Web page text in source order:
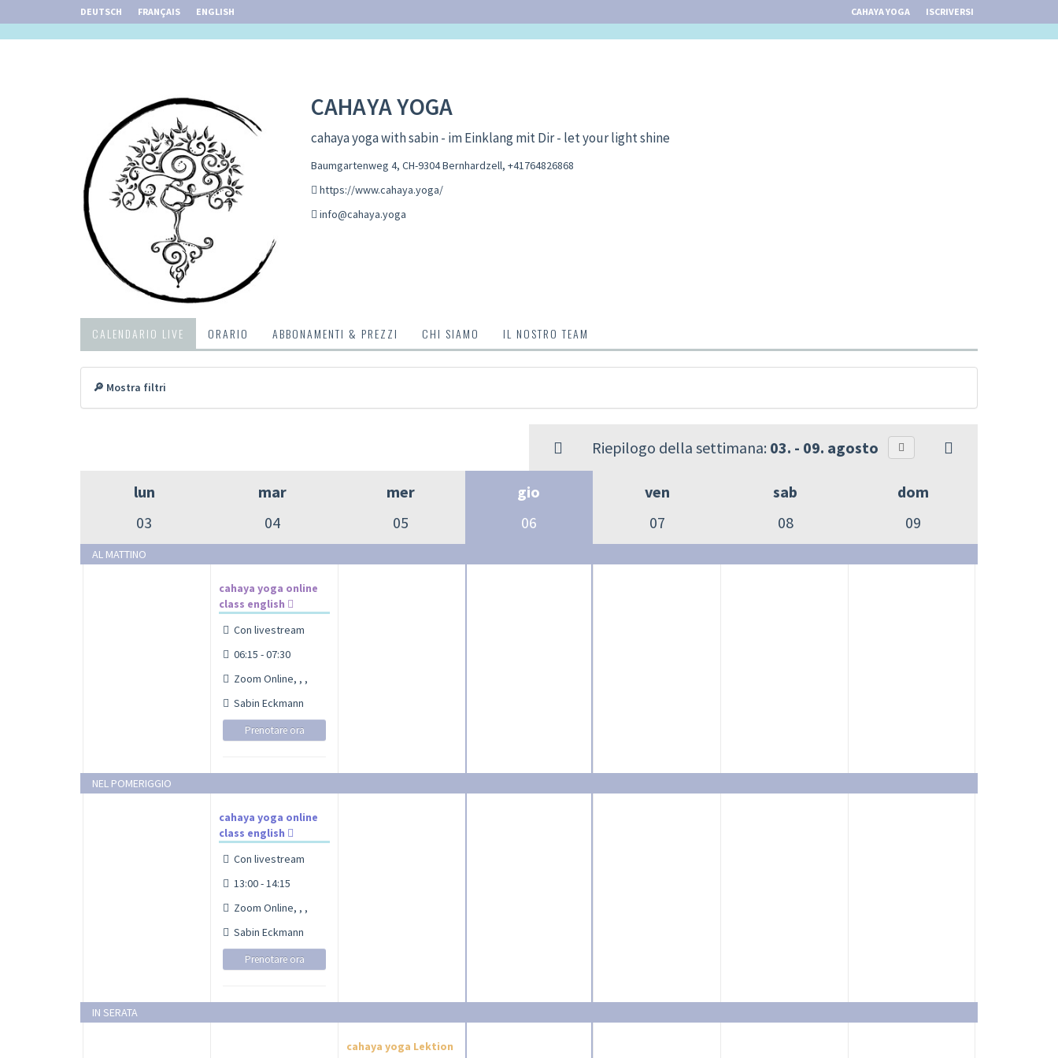
DEUTSCH FRANÇAIS ENGLISH CAHAYA YOGA ISCRIVERSI
CAHAYA YOGA
cahaya yoga with sabin - im Einklang mit Dir - let your light shine
Baumgartenweg 4, CH-9304 Bernhardzell, +41764826868
https://www.cahaya.yoga/
info@cahaya.yoga
CALENDARIO LIVE ORARIO ABBONAMENTI & PREZZI CHI SIAMO IL NOSTRO TEAM
🔎 Mostra filtri
Riepilogo della settimana: 03. - 09. agosto
lun
03
mar
04
mer
05
gio
06
ven
07
sab
08
dom
09
AL MATTINO
cahaya yoga online
class english
Con livestream
06:15 - 07:30
Zoom Online, , ,
Sabin Eckmann
Prenotare ora
NEL POMERIGGIO
cahaya yoga online
class english
Con livestream
13:00 - 14:15
Zoom Online, , ,
Sabin Eckmann
Prenotare ora
IN SERATA
cahaya yoga Lektion